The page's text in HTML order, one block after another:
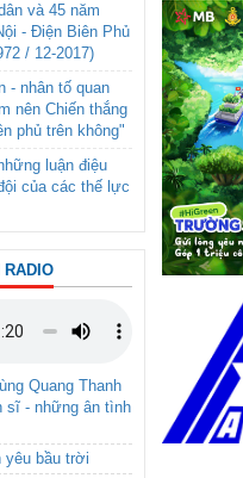
và 45 năm
- Điện Biên Phủ
/ 12-2017)
- nhân tố quan
nên Chiến thắng
phủ trên không"
luận điệu
của các thế lực
RADIO
Quang Thanh
sĩ - những ân tình
yêu bầu trời